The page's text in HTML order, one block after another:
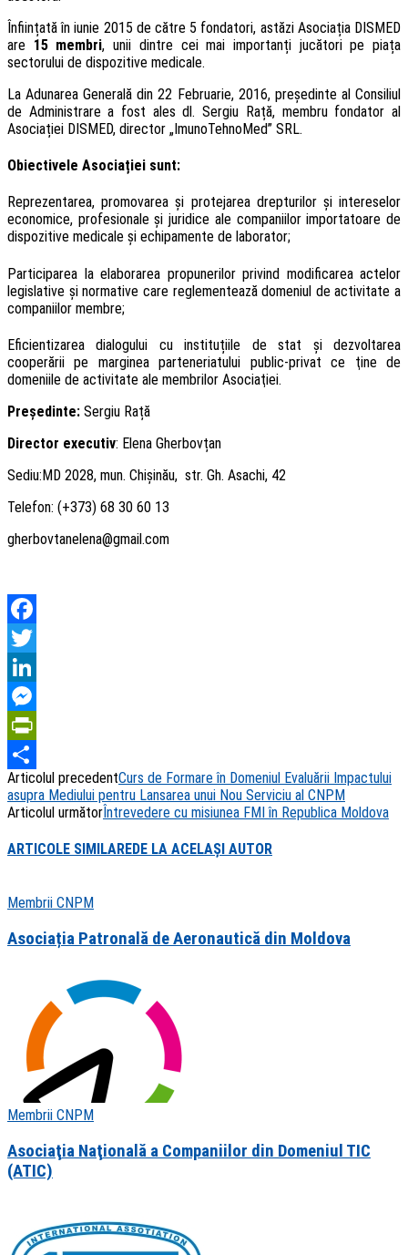
Înființată în iunie 2015 de către 5 fondatori, astăzi Asociația DISMED
are 15 membri, unii dintre cei mai importanți jucători pe piața
sectorului de dispozitive medicale.
La Adunarea Generală din 22 Februarie, 2016, președinte al Consiliul
de Administrare a fost ales dl. Sergiu Rață, membru fondator al
Asociației DISMED, director „ImunoTehnoMed” SRL.
Obiectivele Asociației sunt:
Reprezentarea, promovarea și protejarea drepturilor și intereselor
economice, profesionale și juridice ale companiilor importatoare de
dispozitive medicale și echipamente de laborator;
Participarea la elaborarea propunerilor privind modificarea actelor
legislative şi normative care reglementează domeniul de activitate a
companiilor membre;
Eficientizarea dialogului cu instituțiile de stat și dezvoltarea
cooperării pe marginea parteneriatului public-privat ce ţine de
domeniile de activitate ale membrilor Asociaţiei.
Președinte: Sergiu Rață
Director executiv: Elena Gherbovțan
Sediu:MD 2028, mun. Chișinău, str. Gh. Asachi, 42
Telefon: (+373) 68 30 60 13
gherbovtanelena@gmail.com
Facebook
Twitter
LinkedIn
Messenger
PrintFriendly
Share
Articolul precedentCurs de Formare în Domeniul Evaluării Impactului
asupra Mediului pentru Lansarea unui Nou Serviciu al CNPM
Articolul următorÎntrevedere cu misiunea FMI în Republica Moldova
ARTICOLE SIMILAREDE LA ACELAȘI AUTOR
Membrii CNPM
Asociația Patronală de Aeronautică din Moldova
Membrii CNPM
Asociaţia Naţională a Companiilor din Domeniul TIC
(ATIC)